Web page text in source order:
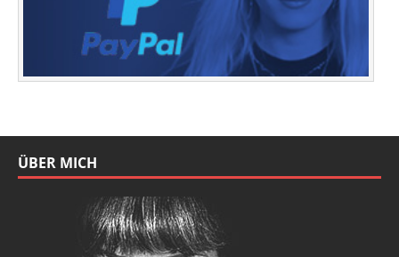
ÜBER MICH